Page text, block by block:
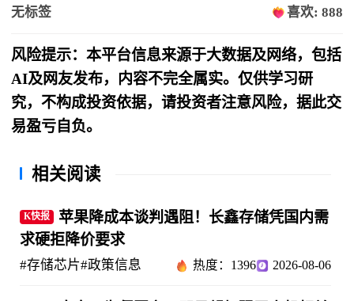
无标签 喜欢: 888
风险提示：本平台信息来源于大数据及网络，包括
AI及网友发布，内容不完全属实。仅供学习研
究，不构成投资依据，请投资者注意风险，据此交
易盈亏自负。
相关阅读
K快报
苹果降成本谈判遇阻！长鑫存储凭国内需
求硬拒降价要求
#存储芯片#政策信息 热度：1396 2026-08-06